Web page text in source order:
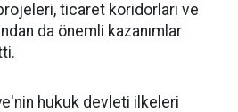
ticaret koridorları ve
da önemli kazanımlar
hukuk devleti ilkeleri